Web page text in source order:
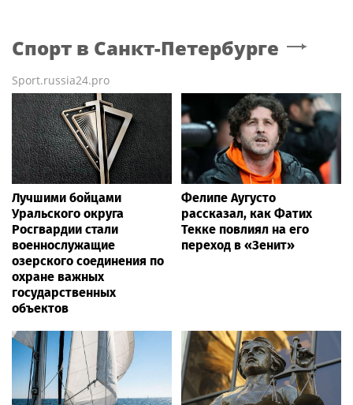
Спорт в Санкт-Петербурге
Sport.russia24.pro
Лучшими бойцами
Уральского округа
Росгвардии стали
военнослужащие
озерского соединения по
охране важных
государственных
объектов
Фелипе Аугусто
рассказал, как Фатих
Текке повлиял на его
переход в «Зенит»